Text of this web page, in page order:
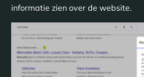
informatie zien over de website.